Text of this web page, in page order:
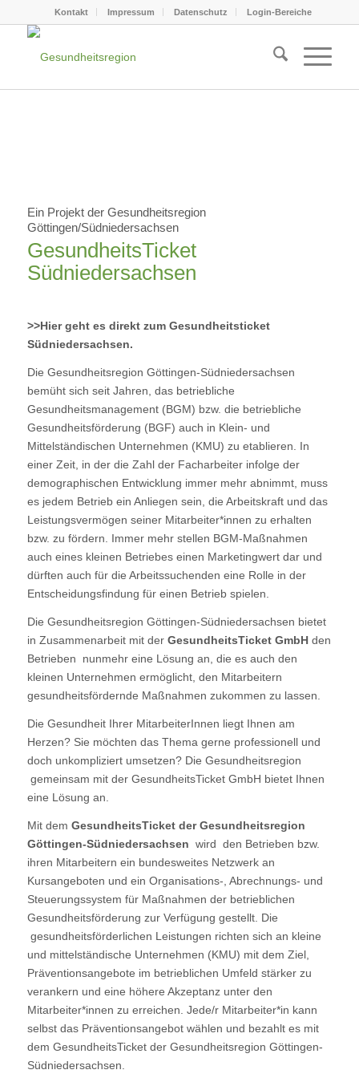
Kontakt Impressum Datenschutz Login-Bereiche
Ein Projekt der Gesundheitsregion
Göttingen/Südniedersachsen
GesundheitsTicket
Südniedersachsen
>>Hier geht es direkt zum Gesundheitsticket
Südniedersachsen.
Die Gesundheitsregion Göttingen-Südniedersachsen
bemüht sich seit Jahren, das betriebliche
Gesundheitsmanagement (BGM) bzw. die betriebliche
Gesundheitsförderung (BGF) auch in Klein- und
Mittelständischen Unternehmen (KMU) zu etablieren. In
einer Zeit, in der die Zahl der Facharbeiter infolge der
demographischen Entwicklung immer mehr abnimmt, muss
es jedem Betrieb ein Anliegen sein, die Arbeitskraft und das
Leistungsvermögen seiner Mitarbeiter*innen zu erhalten
bzw. zu fördern. Immer mehr stellen BGM-Maßnahmen
auch eines kleinen Betriebes einen Marketingwert dar und
dürften auch für die Arbeitssuchenden eine Rolle in der
Entscheidungsfindung für einen Betrieb spielen.
Die Gesundheitsregion Göttingen-Südniedersachsen bietet
in Zusammenarbeit mit der GesundheitsTicket GmbHden
Betrieben nunmehr eine Lösung an, die es auch den
kleinen Unternehmen ermöglicht, den Mitarbeitern
gesundheitsfördernde Maßnahmen zukommen zu lassen.
Die Gesundheit Ihrer MitarbeiterInnen liegt Ihnen am
Herzen? Sie möchten das Thema gerne professionell und
doch unkompliziert umsetzen? Die Gesundheitsregion
gemeinsam mit der GesundheitsTicket GmbH bietet Ihnen
eine Lösung an.
Mit dem GesundheitsTicket der Gesundheitsregion
Göttingen-Südniedersachsen wird den Betrieben bzw.
ihren Mitarbeitern ein bundesweites Netzwerk an
Kursangeboten und ein Organisations-, Abrechnungs- und
Steuerungssystem für Maßnahmen der betrieblichen
Gesundheitsförderung zur Verfügung gestellt. Die
gesundheitsförderlichen Leistungen richten sich an kleine
und mittelständische Unternehmen (KMU) mit dem Ziel,
Präventionsangebote im betrieblichen Umfeld stärker zu
verankern und eine höhere Akzeptanz unter den
Mitarbeiter*innen zu erreichen. Jede/r Mitarbeiter*in kann
selbst das Präventionsangebot wählen und bezahlt es mit
dem GesundheitsTicket der Gesundheitsregion Göttingen-
Südniedersachsen.